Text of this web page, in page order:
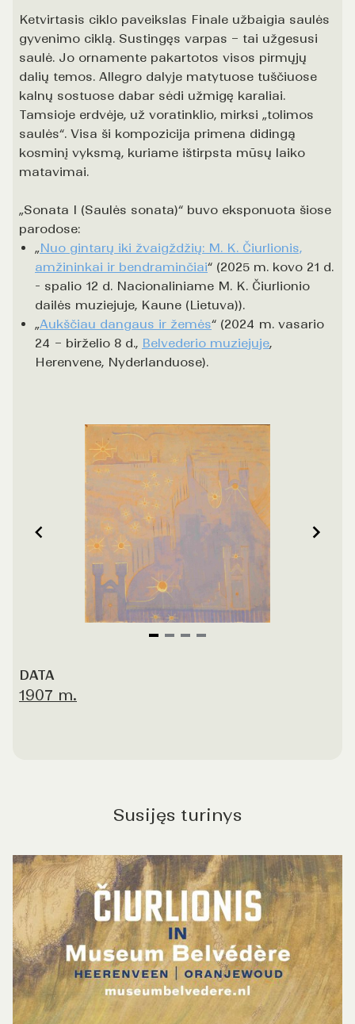
Ketvirtasis ciklo paveikslas Finale užbaigia saulės
gyvenimo ciklą. Sustingęs varpas – tai užgesusi
saulė. Jo ornamente pakartotos visos pirmųjų
dalių temos. Allegro dalyje matytuose tuščiuose
kalnų sostuose dabar sėdi užmigę karaliai.
Tamsioje erdvėje, už voratinklio, mirksi „tolimos
saulės“. Visa ši kompozicija primena didingą
kosminį vyksmą, kuriame ištirpsta mūsų laiko
matavimai.
„Sonata I (Saulės sonata)“ buvo eksponuota šiose
parodose:
„Nuo gintarų iki žvaigždžių: M. K. Čiurlionis,
amžininkai ir bendraminčiai“ (2025 m. kovo 21 d.
- spalio 12 d. Nacionaliniame M. K. Čiurlionio
dailės muziejuje, Kaune (Lietuva)).
„Aukščiau dangaus ir žemės“ (2024 m. vasario
24 – birželio 8 d., Belvederio muziejuje,
Herenvene, Nyderlanduose).
1
of
4
DATA
1907 m.
Susijęs turinys